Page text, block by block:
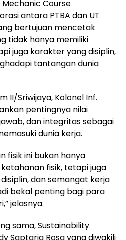
Course
antara PTBA dan UT
bertujuan mencetak
tidak hanya memiliki
juga karakter yang disiplin,
tantangan dunia
II/Sriwijaya, Kolonel Inf.
pentingnya nilai
dan integritas sebagai
dunia kerja.
fisik ini bukan hanya
fisik, tetapi juga
dan semangat kerja
bekal penting bagi para
jelasnya.
sama, Sustainability
Saptaria Rosa yang diwakili